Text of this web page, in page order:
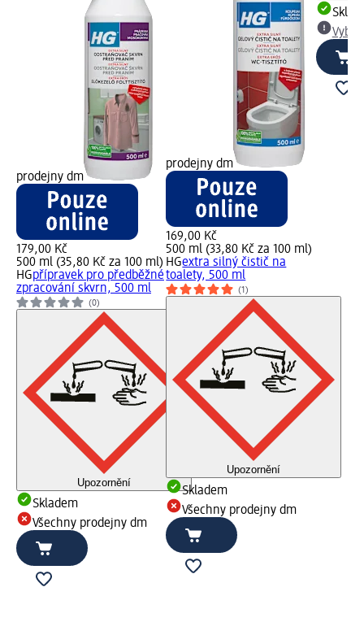
prodejny dm
179,00 Kč
500 ml (35,80 Kč za 100 ml)
HGpřípravek pro předběžné
zpracování skvrn, 500 ml
(0)
Upozornění
Skladem
Všechny prodejny dm
prodejny dm
169,00 Kč
500 ml (33,80 Kč za 100 ml)
HGextra silný čistič na
toalety, 500 ml
(1)
Upozornění
Skladem
Všechny prodejny dm